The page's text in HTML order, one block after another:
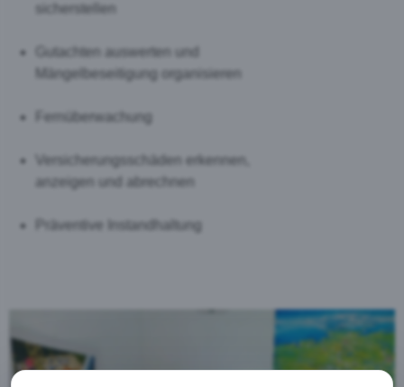
sicherstellen
Gutachten auswerten und
Mängelbeseitigung organisieren
Fernüberwachung
Versicherungsschäden erkennen,
anzeigen und abrechnen
Präventive Instandhaltung